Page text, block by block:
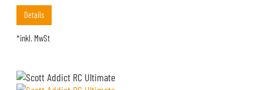
Details
*inkl. MwSt